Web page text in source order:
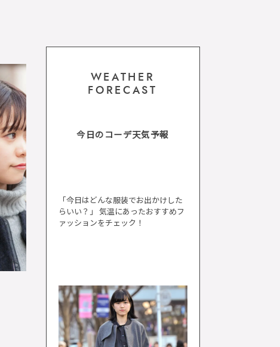
WEATHER
FORECAST
今日のコーデ天気予報
「今日はどんな服装でお出かけした
らいい？」 気温にあったおすすめフ
ァッションをチェック！